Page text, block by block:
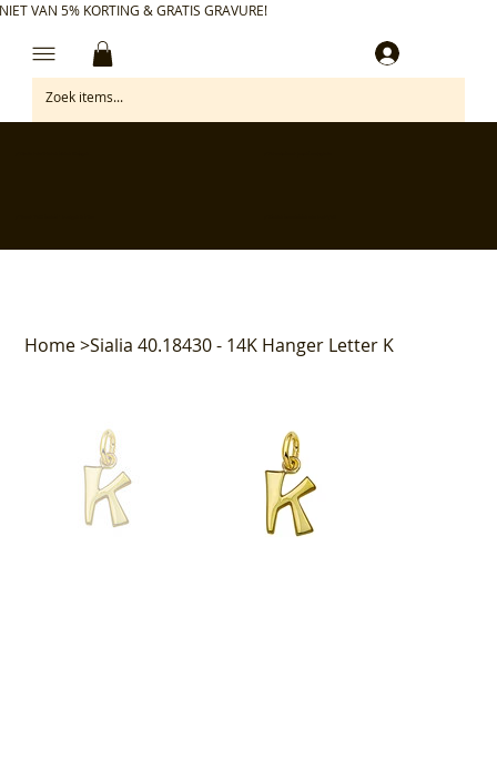
VAN 5% KORTING & GRATIS GRAVURE!
Home>Sialia 40.18430 - 14K Hanger Letter K